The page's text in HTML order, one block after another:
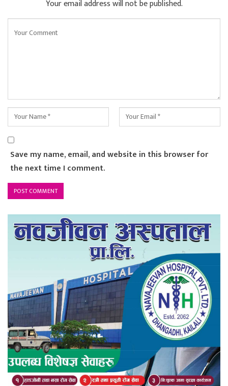
Your email address will not be published.
Save my name, email, and website in this browser for
the next time I comment.